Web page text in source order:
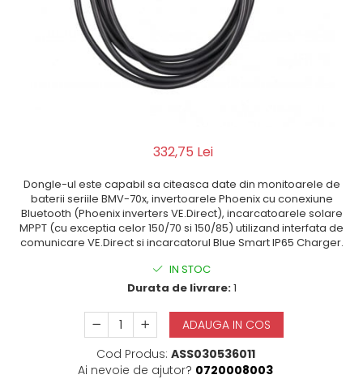
332,75 Lei
Dongle-ul este capabil sa citeasca date din monitoarele de
baterii seriile BMV-70x, invertoarele Phoenix cu conexiune
Bluetooth (Phoenix inverters VE.Direct), incarcatoarele solare
MPPT (cu exceptia celor 150/70 si 150/85) utilizand interfata de
comunicare VE.Direct si incarcatorul Blue Smart IP65 Charger.
IN STOC
Durata de livrare:1
ADAUGA IN COS
Cod Produs: ASS030536011
Ai nevoie de ajutor? 0720008003